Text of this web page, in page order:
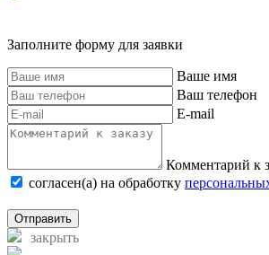
Заполните форму для заявки
Ваше имя
Ваш телефон
E-mail
Комментарий к
согласен(а) на обработку
Отправить
закрыть